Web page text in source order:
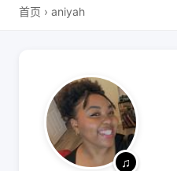
首页 › aniyah